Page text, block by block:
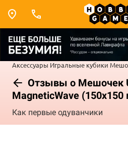
Аксессуары Игральные кубики
Отзывы о Мешочек
MagneticWave
Как первые одуванчики